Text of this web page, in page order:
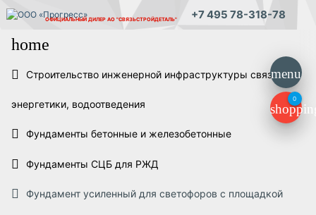
ОФИЦИАЛЬНЫЙ ДИЛЕР АО "СВЯЗЬСТРОЙДЕТАЛЬ" +7 495 78-318-78
menu
0
home
Строительство инженерной инфраструктуры связи,
энергетики, водоотведения
Фундаменты бетонные и железобетонные
Фундаменты СЦБ для РЖД
Фундамент усиленный для светофоров с площадкой